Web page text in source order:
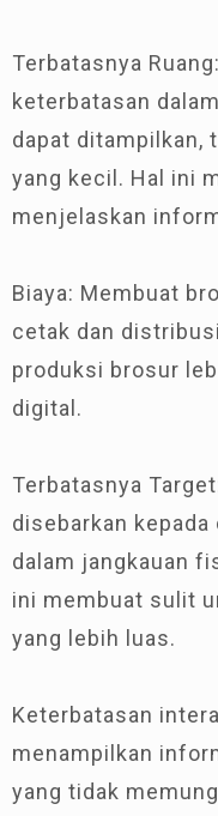
Terbatasnya
keterbatasan
dapat ditampilkan,
yang kecil. Hal ini
menjelaskan
Biaya: Membuat
cetak dan
produksi brosur
digital.
Terbatasnya
disebarkan kepada
dalam jangkauan
ini membuat sulit
yang lebih luas.
Keterbatasan
menampilkan
yang tidak